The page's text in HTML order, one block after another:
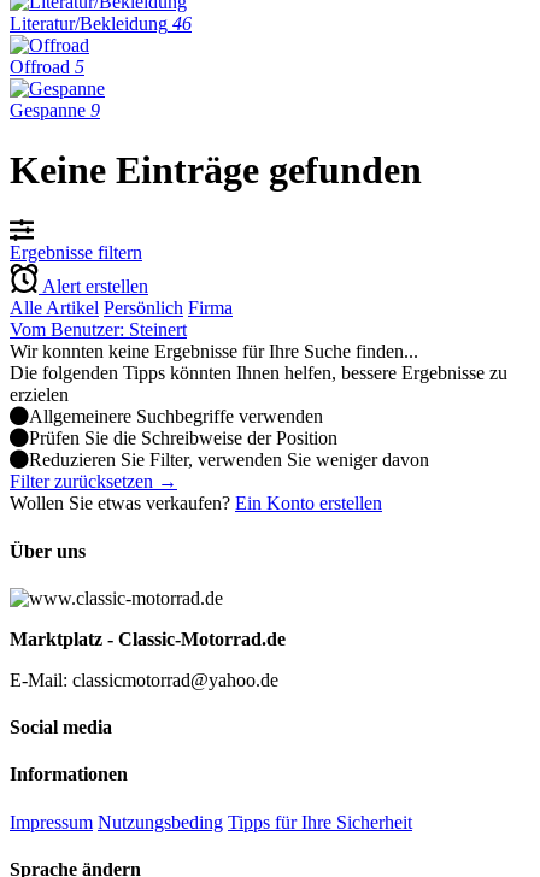
Literatur/Bekleidung 46
Offroad 5
Gespanne 9
Keine Einträge gefunden
Ergebnisse filtern
Alert erstellen
Alle Artikel Persönlich Firma
Vom Benutzer: Steinert
Wir konnten keine Ergebnisse für Ihre Suche finden...
Die folgenden Tipps könnten Ihnen helfen, bessere Ergebnisse zu
erzielen
Allgemeinere Suchbegriffe verwenden
Prüfen Sie die Schreibweise der Position
Reduzieren Sie Filter, verwenden Sie weniger davon
Filter zurücksetzen →
Wollen Sie etwas verkaufen? Ein Konto erstellen
Über uns
Marktplatz - Classic-Motorrad.de
E-Mail: classicmotorrad@yahoo.de
Social media
Informationen
Impressum Nutzungsbeding Tipps für Ihre Sicherheit
Sprache ändern